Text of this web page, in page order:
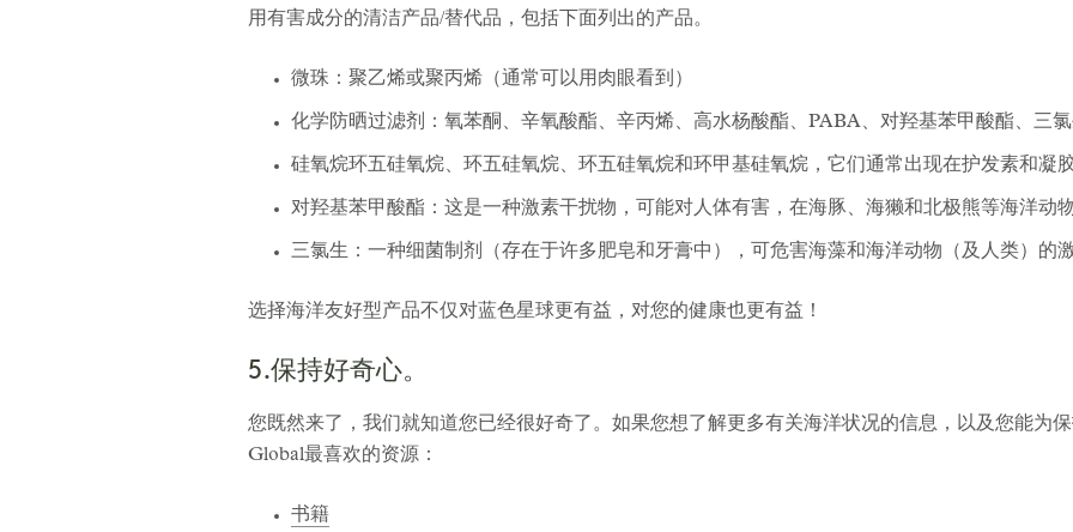
用有害成分的清洁产品/替代品，包括下面列出的产品。
微珠：聚乙烯或聚丙烯（通常可以用肉眼看到）
化学防晒过滤剂：氧苯酮、辛氧酸酯、辛丙烯、高水杨酸酯、PABA、对羟基苯甲酸酯、三
硅氧烷环五硅氧烷、环五硅氧烷、环五硅氧烷和环甲基硅氧烷，它们通常出现在护发素和凝
对羟基苯甲酸酯：这是一种激素干扰物，可能对人体有害，在海豚、海獭和北极熊等海洋动
三氯生：一种细菌制剂（存在于许多肥皂和牙膏中），可危害海藻和海洋动物（及人类）的激
选择海洋友好型产品不仅对蓝色星球更有益，对您的健康也更有益！
5.保持好奇心。
您既然来了，我们就知道您已经很好奇了。如果您想了解更多有关海洋状况的信息，以及您能为
Global最喜欢的资源：
书籍